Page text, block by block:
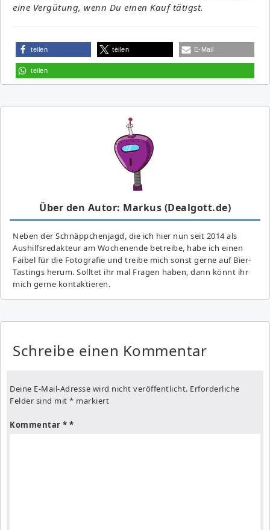
eine Vergütung, wenn Du einen Kauf tätigst.
teilen teilen E-Mail
teilen
Über den Autor: Markus (Dealgott.de)
Neben der Schnäppchenjagd, die ich hier nun seit 2014 als
Aushilfsredakteur am Wochenende betreibe, habe ich einen
Faibel für die Fotografie und treibe mich sonst gerne auf Bier-
Tastings herum. Solltet ihr mal Fragen haben, dann könnt ihr
mich gerne kontaktieren.
Schreibe einen Kommentar
Deine E-Mail-Adresse wird nicht veröffentlicht. Erforderliche
Felder sind mit * markiert
Kommentar *